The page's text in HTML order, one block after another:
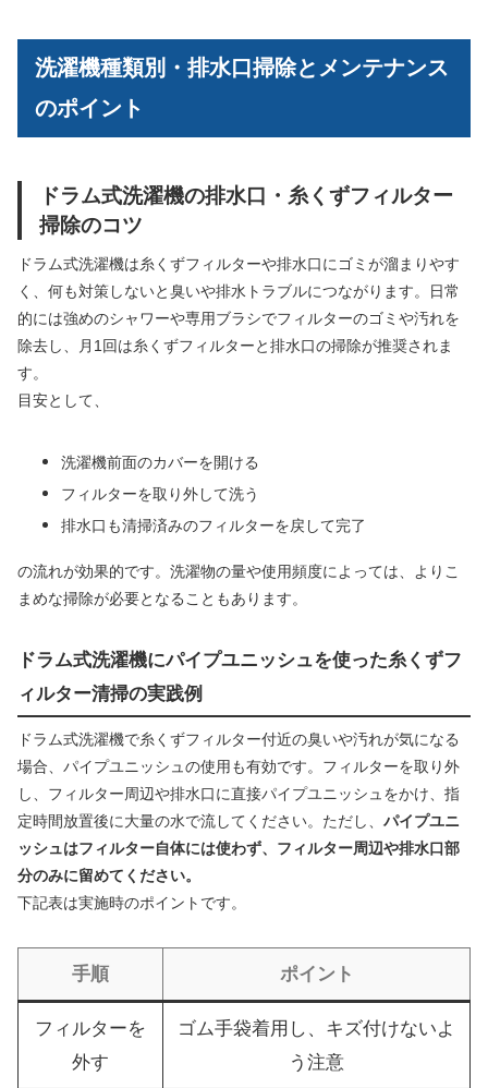
洗濯機種類別・排水口掃除とメンテナンス
のポイント
ドラム式洗濯機の排水口・糸くずフィルター
掃除のコツ
ドラム式洗濯機は糸くずフィルターや排水口にゴミが溜まりやす
く、何も対策しないと臭いや排水トラブルにつながります。日常
的には強めのシャワーや専用ブラシでフィルターのゴミや汚れを
除去し、月1回は糸くずフィルターと排水口の掃除が推奨されま
す。
目安として、
洗濯機前面のカバーを開ける
フィルターを取り外して洗う
排水口も清掃済みのフィルターを戻して完了
の流れが効果的です。洗濯物の量や使用頻度によっては、よりこ
まめな掃除が必要となることもあります。
ドラム式洗濯機にパイプユニッシュを使った糸くずフ
ィルター清掃の実践例
ドラム式洗濯機で糸くずフィルター付近の臭いや汚れが気になる
場合、パイプユニッシュの使用も有効です。フィルターを取り外
し、フィルター周辺や排水口に直接パイプユニッシュをかけ、指
定時間放置後に大量の水で流してください。ただし、 パイプユニ
ッシュはフィルター自体には使わず、フィルター周辺や排水口部
分のみに留めてください。
下記表は実施時のポイントです。
手順 ポイント
フィルターを
外す
ゴム手袋着用し、キズ付けないよ
う注意